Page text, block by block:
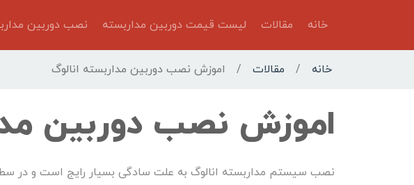
خانه مقالات لیست قیمت دوربین مداربسته نصب دوربین
خانه / مقالات / اموزش نصب دوربین مداربسته انالوگ
اموزش نصب دوربین